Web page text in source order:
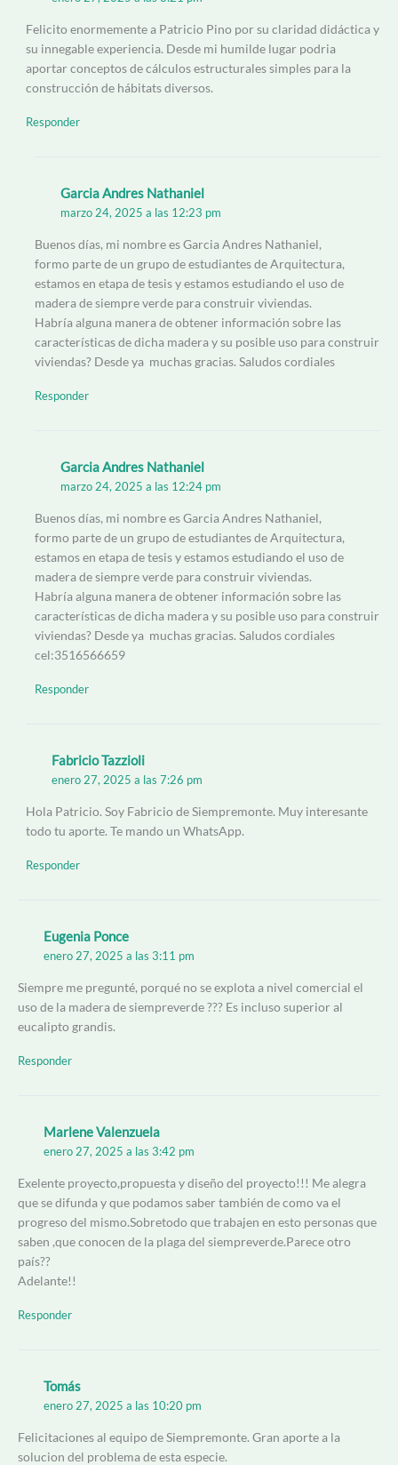
Felicito enormemente a Patricio Pino por su claridad didáctica y
su innegable experiencia. Desde mi humilde lugar podria
aportar conceptos de cálculos estructurales simples para la
construcción de hábitats diversos.
Responder
Garcia Andres Nathaniel
marzo 24, 2025 a las 12:23 pm
Buenos días, mi nombre es Garcia Andres Nathaniel,
formo parte de un grupo de estudiantes de Arquitectura,
estamos en etapa de tesis y estamos estudiando el uso de
madera de siempre verde para construir viviendas.
Habría alguna manera de obtener información sobre las
características de dicha madera y su posible uso para construir
viviendas? Desde ya muchas gracias. Saludos cordiales
Responder
Garcia Andres Nathaniel
marzo 24, 2025 a las 12:24 pm
Buenos días, mi nombre es Garcia Andres Nathaniel,
formo parte de un grupo de estudiantes de Arquitectura,
estamos en etapa de tesis y estamos estudiando el uso de
madera de siempre verde para construir viviendas.
Habría alguna manera de obtener información sobre las
características de dicha madera y su posible uso para construir
viviendas? Desde ya muchas gracias. Saludos cordiales
cel:3516566659
Responder
Fabricio Tazzioli
enero 27, 2025 a las 7:26 pm
Hola Patricio. Soy Fabricio de Siempremonte. Muy interesante
todo tu aporte. Te mando un WhatsApp.
Responder
Eugenia Ponce
enero 27, 2025 a las 3:11 pm
Siempre me pregunté, porqué no se explota a nivel comercial el
uso de la madera de siempreverde ??? Es incluso superior al
eucalipto grandis.
Responder
Marlene Valenzuela
enero 27, 2025 a las 3:42 pm
Exelente proyecto,propuesta y diseño del proyecto!!! Me alegra
que se difunda y que podamos saber también de como va el
progreso del mismo.Sobretodo que trabajen en esto personas que
saben ,que conocen de la plaga del siempreverde.Parece otro
país??
Adelante!!
Responder
Tomás
enero 27, 2025 a las 10:20 pm
Felicitaciones al equipo de Siempremonte. Gran aporte a la
solucion del problema de esta especie.